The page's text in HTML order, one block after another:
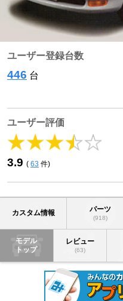
ユーザー登録台数
446 台
ユーザー評価
3.9 ( 63 件)
カスタム情報 パーツ
(918)
モデル
トップ
レビュー
(63)